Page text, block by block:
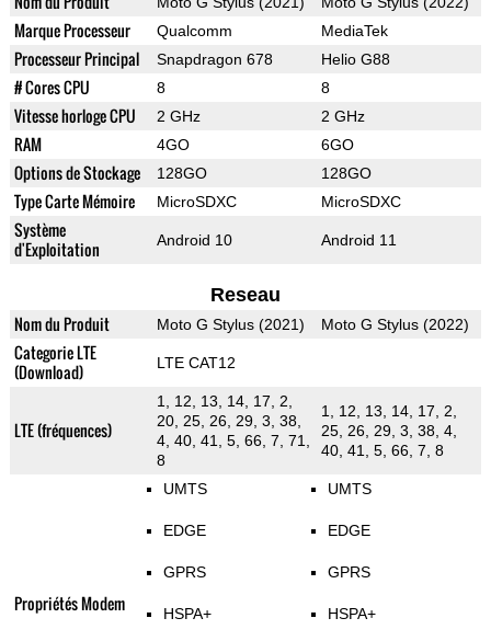
Marque Processeur Qualcomm MediaTek
Processeur Principal Snapdragon 678 Helio G88
# Cores CPU 8 8
Vitesse horloge CPU 2 GHz 2 GHz
RAM 4GO 6GO
Options de Stockage 128GO 128GO
Type Carte Mémoire MicroSDXC MicroSDXC
Système
d'Exploitation
Android 10 Android 11
Reseau
Nom du Produit Moto G Stylus (2021) Moto G Stylus (2022)
Categorie LTE
(Download)
LTE CAT12
LTE (fréquences)
1, 12, 13, 14, 17, 2,
20, 25, 26, 29, 3, 38,
4, 40, 41, 5, 66, 7, 71,
8
1, 12, 13, 14, 17, 2,
25, 26, 29, 3, 38, 4,
40, 41, 5, 66, 7, 8
Propriétés Modem
UMTS
EDGE
GPRS
HSPA+
UMTS
EDGE
GPRS
HSPA+